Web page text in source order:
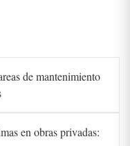
de mantenimiento
en obras privadas: